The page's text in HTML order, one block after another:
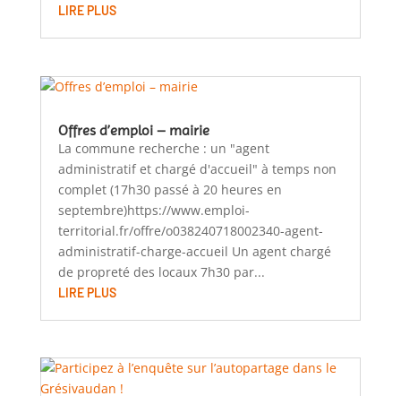
LIRE PLUS
Offres d’emploi – mairie
La commune recherche : un "agent
administratif et chargé d'accueil" à temps non
complet (17h30 passé à 20 heures en
septembre)https://www.emploi-
territorial.fr/offre/o038240718002340-agent-
administratif-charge-accueil Un agent chargé
de propreté des locaux 7h30 par...
LIRE PLUS